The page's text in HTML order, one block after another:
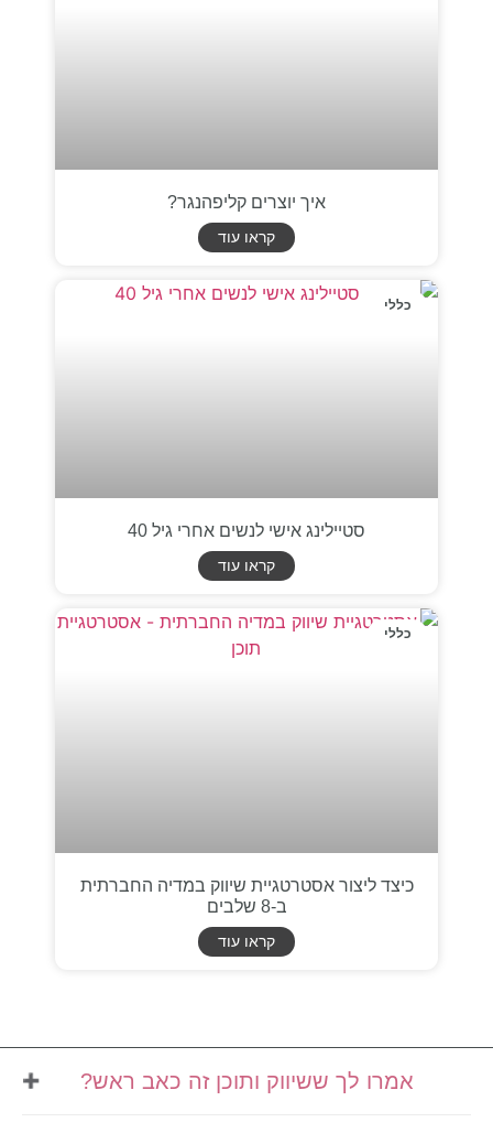
איך יוצרים קליפהנגר?
קראו עוד
כללי
סטיילינג אישי לנשים אחרי גיל 40
קראו עוד
כללי
כיצד ליצור אסטרטגיית שיווק במדיה החברתית
ב-8 שלבים
קראו עוד
אמרו לך ששיווק ותוכן זה כאב ראש?